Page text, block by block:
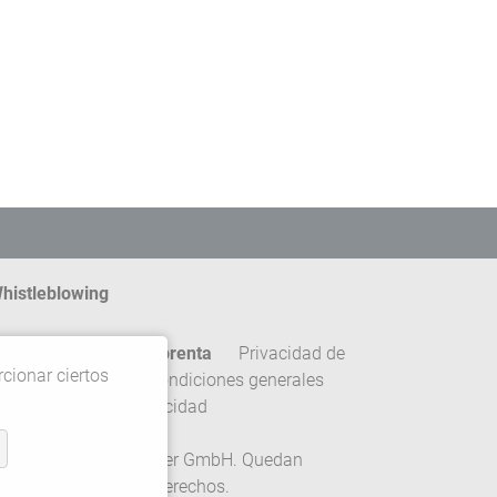
Pie de imprenta
Privacidad de
Términos y condiciones generales
de privacidad
Gebrüder Meiser GmbH. Quedan
todos los derechos.
ciertos